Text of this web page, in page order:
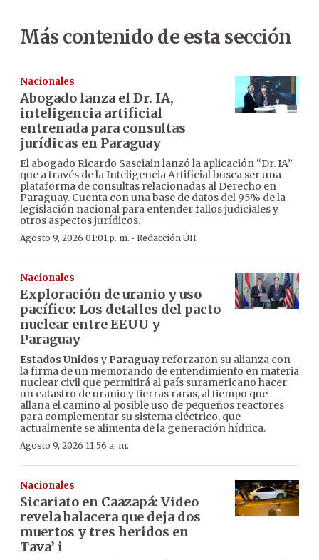
Más contenido de esta sección
Nacionales
Abogado lanza el Dr. IA,
inteligencia artificial
entrenada para consultas
jurídicas en Paraguay
El abogado Ricardo Sasciain lanzó la aplicación “Dr. IA”
que a través de la Inteligencia Artificial busca ser una
plataforma de consultas relacionadas al Derecho en
Paraguay. Cuenta con una base de datos del 95% de la
legislación nacional para entender fallos judiciales y
otros aspectos jurídicos.
Agosto 9, 2026 01:01 p. m. · Redacción ÚH
Nacionales
Exploración de uranio y uso
pacífico: Los detalles del pacto
nuclear entre EEUU y
Paraguay
Estados Unidos y Paraguay reforzaron su alianza con
la firma de un memorando de entendimiento en materia
nuclear civil que permitirá al país suramericano hacer
un catastro de uranio y tierras raras, al tiempo que
allana el camino al posible uso de pequeños reactores
para complementar su sistema eléctrico, que
actualmente se alimenta de la generación hídrica.
Agosto 9, 2026 11:56 a. m.
Nacionales
Sicariato en Caazapá: Video
revela balacera que deja dos
muertos y tres heridos en
Tava’ i